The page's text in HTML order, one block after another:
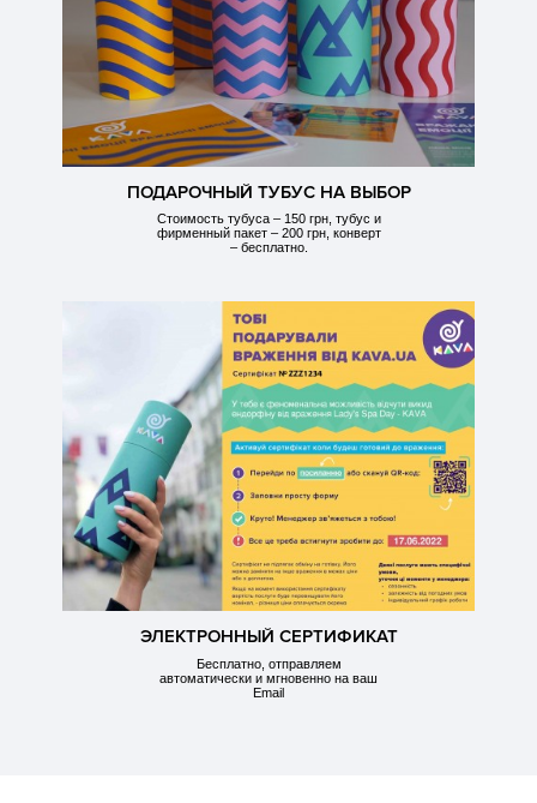
ПОДАРОЧНЫЙ ТУБУС НА ВЫБОР
Стоимость тубуса – 150 грн, тубус и
фирменный пакет – 200 грн, конверт
– бесплатно.
ЭЛЕКТРОННЫЙ СЕРТИФИКАТ
Бесплатно, отправляем
автоматически и мгновенно на ваш
Email